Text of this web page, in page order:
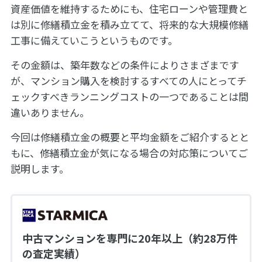
資産価値を維持するためにも、住宅ローンや管理費と
は別に修繕積立金を積み立てて、将来的な大規模修繕
工事に備えていこうというものです。
その金額は、築年数などの条件によりさまざまです
が、マンション購入を検討するすべての人にとってチ
ェックすべきランニングコストの一つであることは間
違いありません。
今回は修繕積立金の概要と平均金額をご紹介するとと
もに、修繕積立金が気になる場合の対応策についてご
説明します。
中古マンションを専門に20年以上（約28万件
の査定実績）